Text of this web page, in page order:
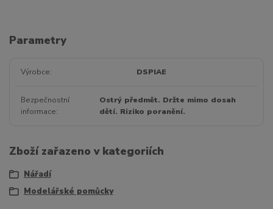
Parametry
Výrobce DSPIAE
Bezpečnostní
informace
Ostrý předmět. Držte mimo dosah
dětí. Riziko poranění.
Zboží zařazeno v kategoriích
Nářadí
Modelářské pomůcky